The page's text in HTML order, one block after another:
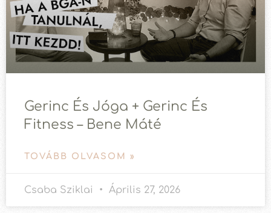
Gerinc És Jóga + Gerinc És
Fitness – Bene Máté
TOVÁBB OLVASOM »
Csaba Sziklai Április 27, 2026